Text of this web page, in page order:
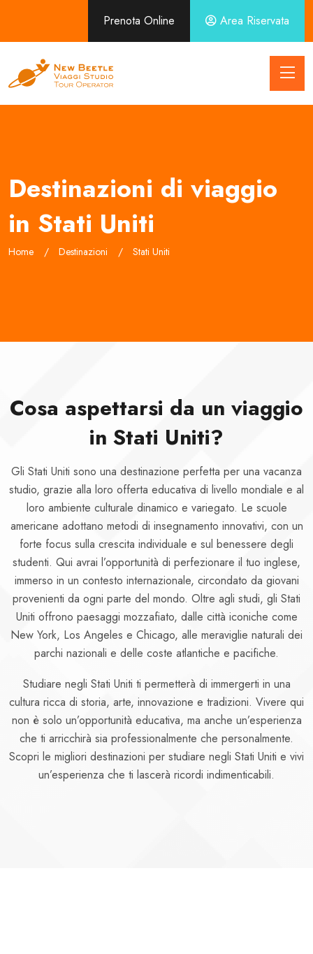
Prenota Online Area Riservata
Destinazioni di viaggio
in Stati Uniti
Home Destinazioni Stati Uniti
Cosa aspettarsi da un viaggio
in Stati Uniti?
Gli Stati Uniti sono una destinazione perfetta per una vacanza
studio, grazie alla loro offerta educativa di livello mondiale e al
loro ambiente culturale dinamico e variegato. Le scuole
americane adottano metodi di insegnamento innovativi, con un
forte focus sulla crescita individuale e sul benessere degli
studenti. Qui avrai l’opportunità di perfezionare il tuo inglese,
immerso in un contesto internazionale, circondato da giovani
provenienti da ogni parte del mondo. Oltre agli studi, gli Stati
Uniti offrono paesaggi mozzafiato, dalle città iconiche come
New York, Los Angeles e Chicago, alle meraviglie naturali dei
parchi nazionali e delle coste atlantiche e pacifiche.
Studiare negli Stati Uniti ti permetterà di immergerti in una
cultura ricca di storia, arte, innovazione e tradizioni. Vivere qui
non è solo un’opportunità educativa, ma anche un’esperienza
che ti arricchirà sia professionalmente che personalmente.
Scopri le migliori destinazioni per studiare negli Stati Uniti e vivi
un’esperienza che ti lascerà ricordi indimenticabili.